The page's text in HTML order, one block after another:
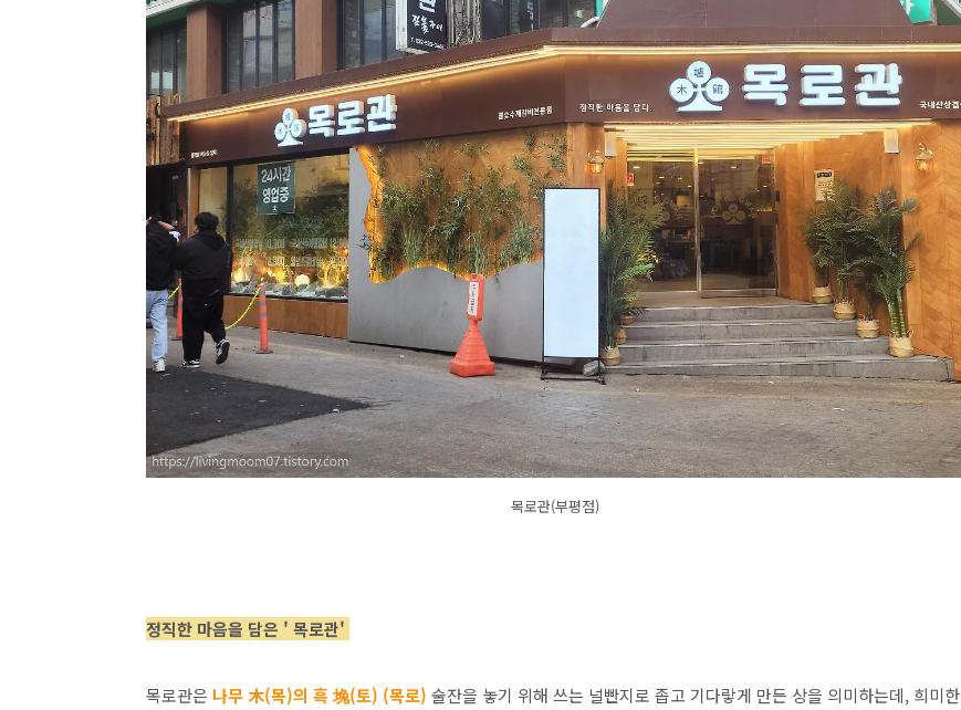
목로관(부평점)
정직한 마음을 담은 ' 목로관'
목로관은 나무 木(목)의 흑 堍(토) (목로) 술잔을 놓기 위해 쓰는 널빤지로 좁고 기다랗게 만든 상을 의미하는데, 희미한